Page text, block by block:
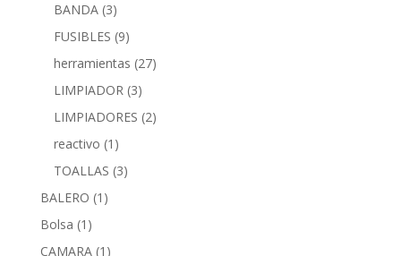
BANDA (3)
FUSIBLES (9)
herramientas (27)
LIMPIADOR (3)
LIMPIADORES (2)
reactivo (1)
TOALLAS (3)
BALERO (1)
Bolsa (1)
CAMARA (1)